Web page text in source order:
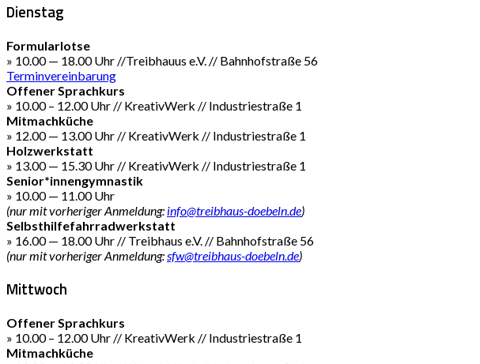
Dienstag
Formularlotse
» 10.00 — 18.00 Uhr //Treibhauus e.V. // Bahnhofstraße 56
Terminvereinbarung
Offener Sprachkurs
» 10.00 – 12.00 Uhr // KreativWerk // Industriestraße 1
Mitmachküche
» 12.00 — 13.00 Uhr // KreativWerk // Industriestraße 1
Holzwerkstatt
» 13.00 — 15.30 Uhr // KreativWerk // Industriestraße 1
Senior*innengymnastik
» 10.00 — 11.00 Uhr
(nur mit vorheriger Anmeldung: info@treibhaus-doebeln.de)
Selbsthilfefahrradwerkstatt
» 16.00 — 18.00 Uhr // Treibhaus e.V. // Bahnhofstraße 56
(nur mit vorheriger Anmeldung:sfw@treibhaus-doebeln.de)
Mittwoch
Offener Sprachkurs
» 10.00 – 12.00 Uhr // KreativWerk // Industriestraße 1
Mitmachküche